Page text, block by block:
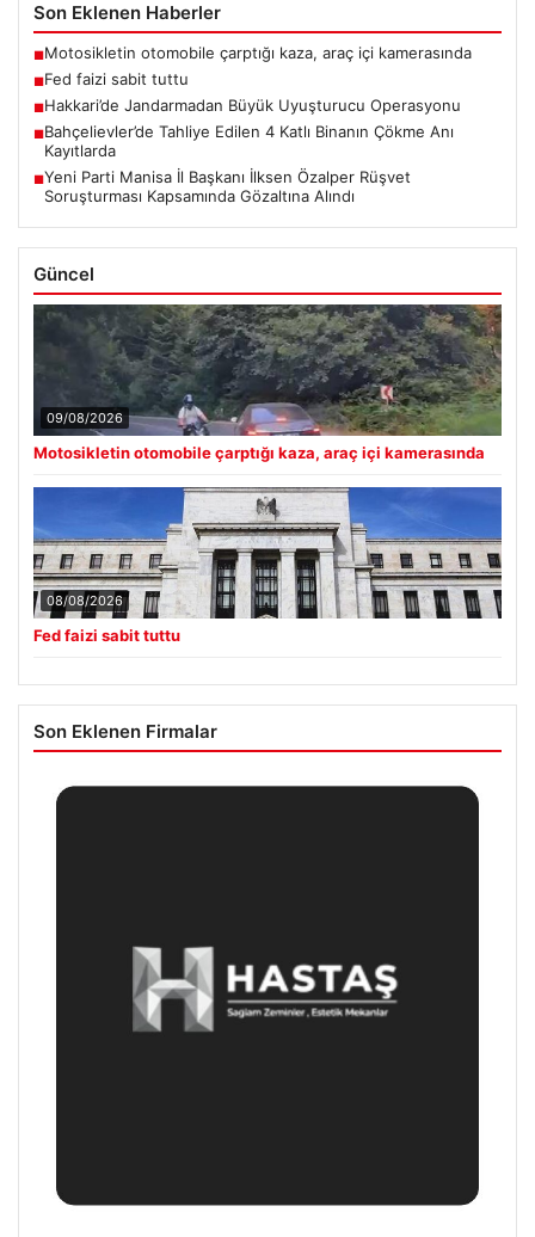
Son Eklenen Haberler
■Motosikletin otomobile çarptığı kaza, araç içi kamerasında
■Fed faizi sabit tuttu
■Hakkari’de Jandarmadan Büyük Uyuşturucu Operasyonu
■Bahçelievler’de Tahliye Edilen 4 Katlı Binanın Çökme Anı
Kayıtlarda
■Yeni Parti Manisa İl Başkanı İlksen Özalper Rüşvet
Soruşturması Kapsamında Gözaltına Alındı
Güncel
09/08/2026
Motosikletin otomobile çarptığı kaza, araç içi kamerasında
08/08/2026
Fed faizi sabit tuttu
Son Eklenen Firmalar